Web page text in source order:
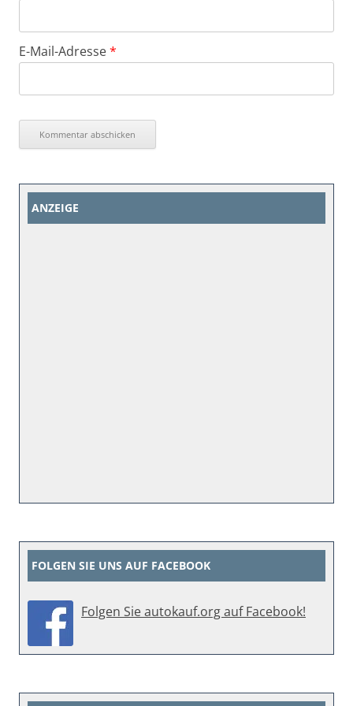
E-Mail-Adresse*
ANZEIGE
FOLGEN SIE UNS AUF FACEBOOK
Folgen Sie autokauf.org auf Facebook!